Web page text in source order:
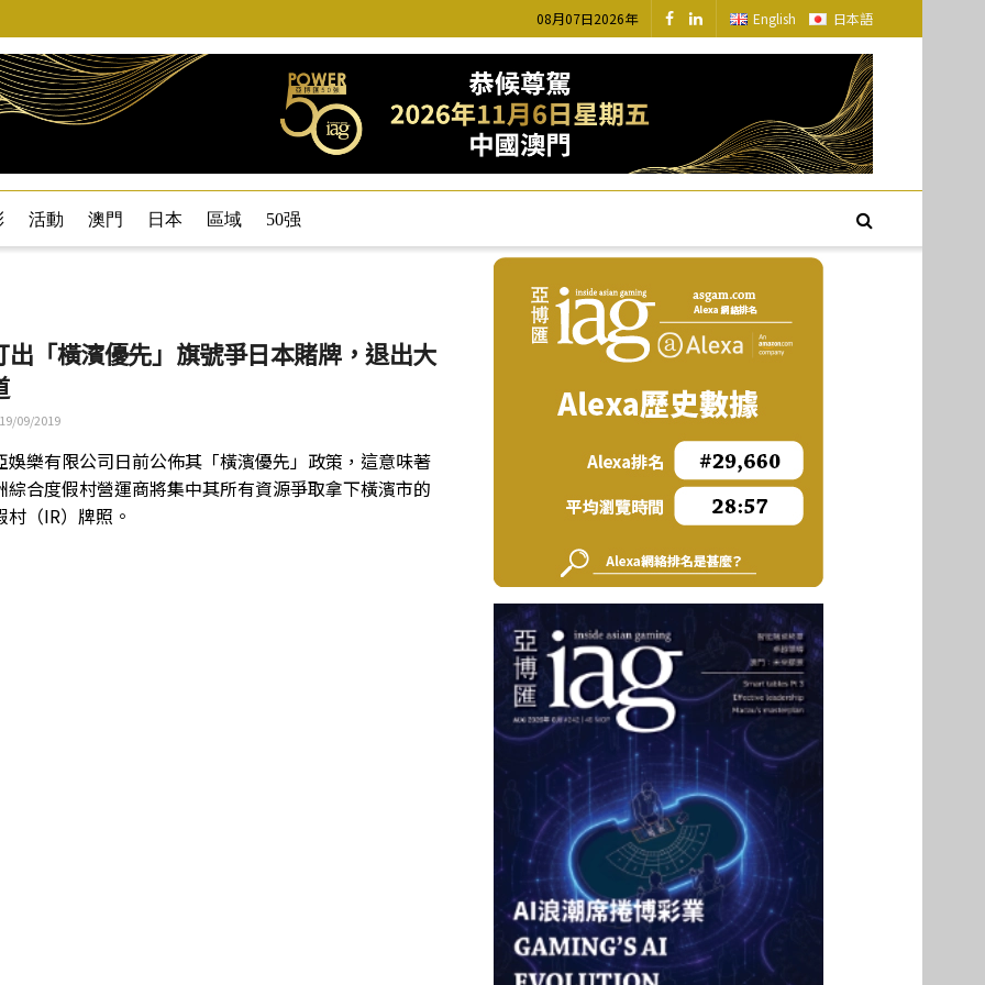
08月07日2026年 English 日本語
活動 澳門 日本 區域 50强
出「橫濱優先」旗號爭日本賭牌，退出大
09/2019
娛樂有限公司日前公佈其「橫濱優先」政策，這意味著
綜合度假村營運商將集中其所有資源爭取拿下橫濱市的
村（IR）牌照。